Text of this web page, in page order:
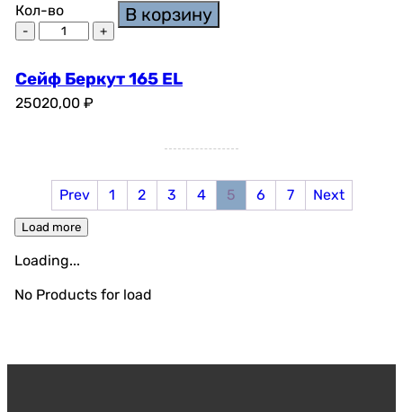
Кол-во В корзину
Сейф Беркут 165 EL
25020,00 ₽
Prev 1 2 3 4 5 6 7 Next
Load more
Loading...
No Products for load